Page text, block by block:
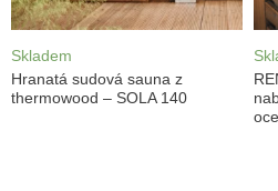
Skladem
Hranatá sudová sauna z
thermowood – SOLA 140